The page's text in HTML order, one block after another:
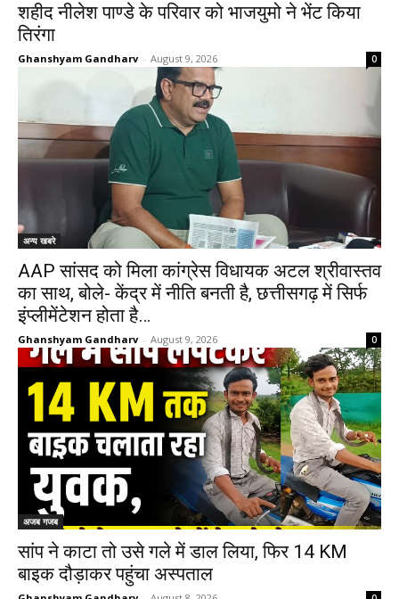
शहीद नीलेश पाण्डे के परिवार को भाजयुमो ने भेंट किया
तिरंगा
Ghanshyam Gandharv - August 9, 2026 0
अन्य खबरे
AAP सांसद को मिला कांग्रेस विधायक अटल श्रीवास्तव
का साथ, बोले- केंद्र में नीति बनती है, छत्तीसगढ़ में सिर्फ
इंप्लीमेंटेशन होता है…
Ghanshyam Gandharv - August 9, 2026 0
अजब गजब
सांप ने काटा तो उसे गले में डाल लिया, फिर 14 KM
बाइक दौड़ाकर पहुंचा अस्पताल